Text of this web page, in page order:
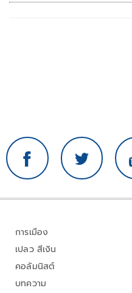
การเมือง
เปลว สีเงิน
คอลัมนิสต์
บทความ